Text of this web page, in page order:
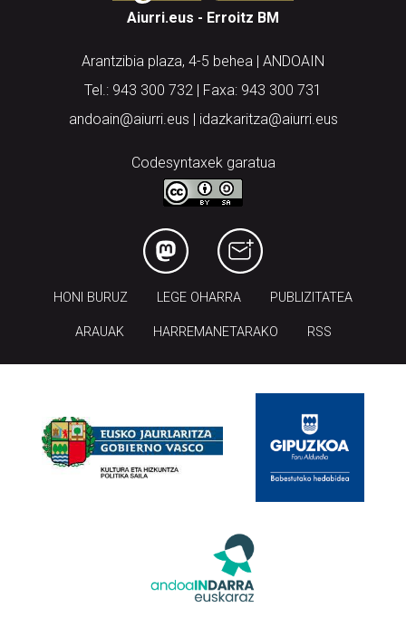
Aiurri.eus - Erroitz BM
Arantzibia plaza, 4-5 behea | ANDOAIN
Tel.: 943 300 732 | Faxa: 943 300 731
andoain@aiurri.eus | idazkaritza@aiurri.eus
Codesyntaxek garatua
HONI BURUZ LEGE OHARRA PUBLIZITATEA
ARAUAK HARREMANETARAKO RSS